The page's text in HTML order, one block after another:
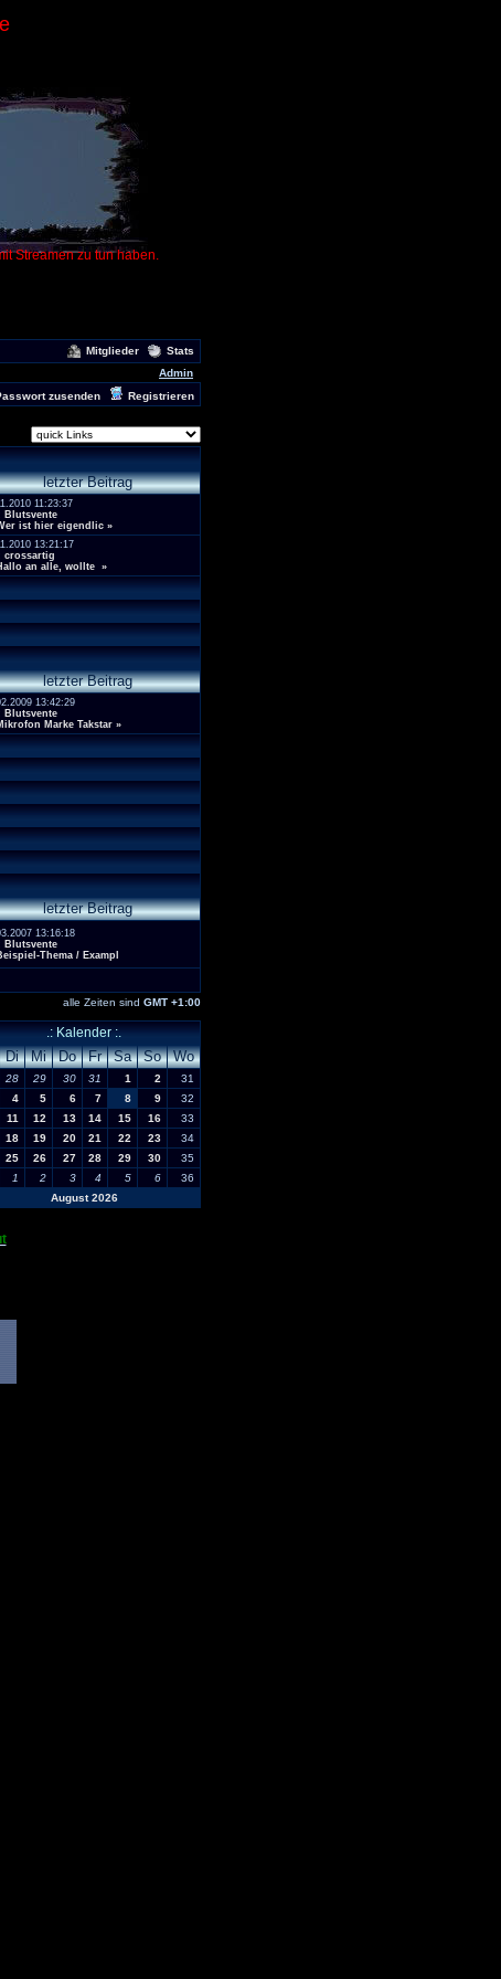
Streamen zu tun haben.
Mitglieder
Stats
Admin
zusenden Registrieren
letzter Beitrag
11:23:37
Blutsvente
ist hier eigendlic »
13:21:17
crossartig
an alle, wollte »
letzter Beitrag
13:42:29
Blutsvente
Marke Takstar »
letzter Beitrag
13:16:18
Blutsvente
Thema / Exampl
alle Zeiten sind GMT +1:00
.: Kalender :.
Di Mi Do Fr Sa So Wo
28 29 30 31 1 2
31
4 5 6 7 8 9
32
11 12 13 14 15 16
33
18 19 20 21 22 23
34
25 26 27 28 29 30
35
1 2 3 4 5 6
36
August 2026